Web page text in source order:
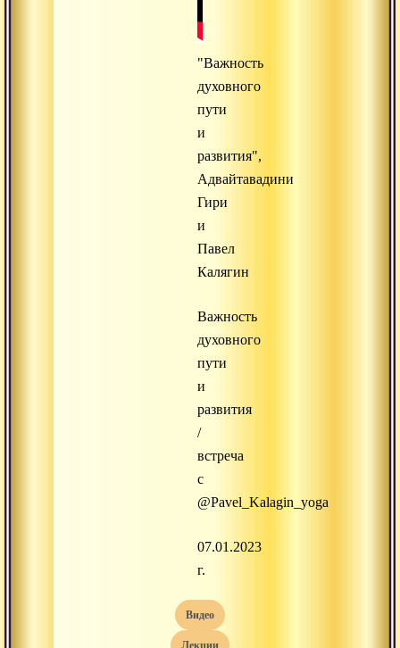
"Важность
духовного
пути
и
развития",
Адвайтавадини
Гири
и
Павел
Калягин
Важность
духовного
пути
и
развития
/
встреча
с
@Pavel_Kalagin_yoga
07.01.2023
г.
видео